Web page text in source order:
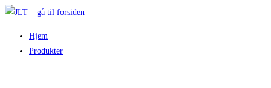
Skip
Hjem
Produkter